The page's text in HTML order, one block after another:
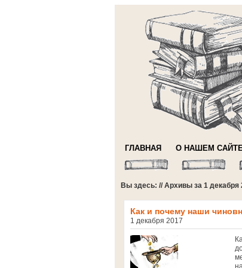
ГЛАВНАЯ О НАШЕМ
Вы здесь: // Архивы за 1 декабря
Как и почему наши
1 декабря 2017